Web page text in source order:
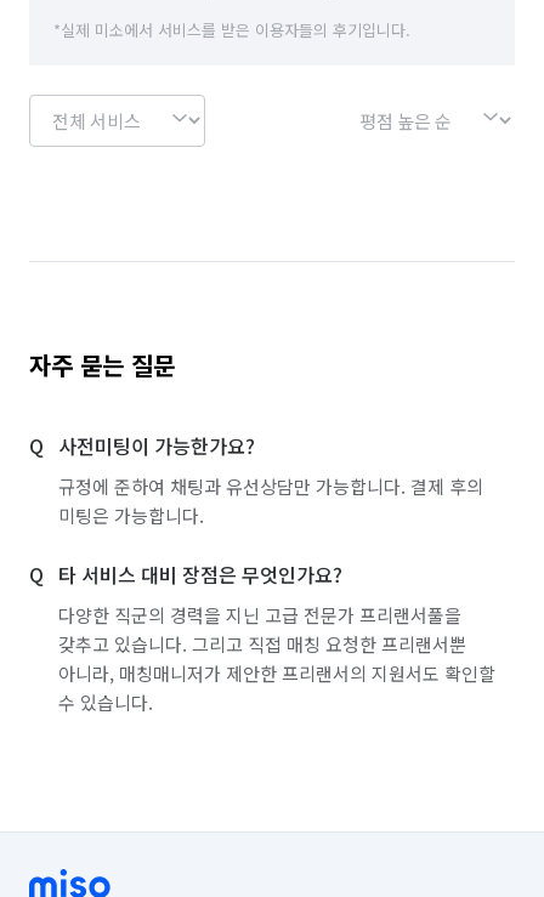
*실제 미소에서 서비스를 받은 이용자들의 후기입니다.
자주 묻는 질문
사전미팅이 가능한가요?
규정에 준하여 채팅과 유선상담만 가능합니다. 결제 후의
미팅은 가능합니다.
타 서비스 대비 장점은 무엇인가요?
다양한 직군의 경력을 지닌 고급 전문가 프리랜서풀을
갖추고 있습니다. 그리고 직접 매칭 요청한 프리랜서뿐
아니라, 매칭매니저가 제안한 프리랜서의 지원서도 확인할
수 있습니다.